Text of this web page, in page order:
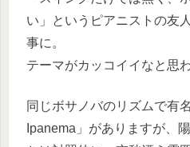
い」というピアニストの友
事に。
テーマがカッコイイなと思
同じボサノバのリズムで有
Ipanema」がありますが、